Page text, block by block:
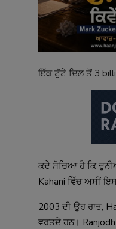
Contact
ਇੱਕ ਟੁੱਟੇ ਦਿਲ ਤੋਂ 3
ਕਦੇ ਸੋਚਿਆ ਹੈ ਕਿ
Kahani ਵਿੱਚ ਅਸੀਂ
2003 ਦੀ ਉਹ ਰਾਤ,
ਵਰਤਦੇ ਹਨ।